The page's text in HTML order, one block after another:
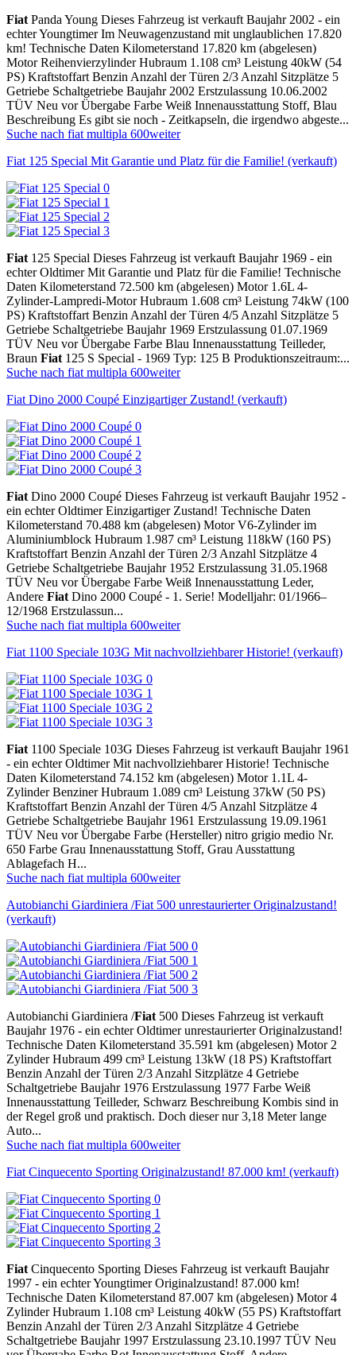
Fiat Panda Young Dieses Fahrzeug ist verkauft Baujahr 2002 - ein
echter Youngtimer Im Neuwagenzustand mit unglaublichen 17.820
km! Technische Daten Kilometerstand 17.820 km (abgelesen)
Motor Reihenvierzylinder Hubraum 1.108 cm³ Leistung 40kW (54
PS) Kraftstoffart Benzin Anzahl der Türen 2/3 Anzahl Sitzplätze 5
Getriebe Schaltgetriebe Baujahr 2002 Erstzulassung 10.06.2002
TÜV Neu vor Übergabe Farbe Weiß Innenausstattung Stoff, Blau
Beschreibung Es gibt sie noch - Zeitkapseln, die irgendwo abgeste...
Suche nach fiat multipla 600weiter
Fiat 125 Special Mit Garantie und Platz für die Familie! (verkauft)
Fiat 125 Special Dieses Fahrzeug ist verkauft Baujahr 1969 - ein
echter Oldtimer Mit Garantie und Platz für die Familie! Technische
Daten Kilometerstand 72.500 km (abgelesen) Motor 1.6L 4-
Zylinder-Lampredi-Motor Hubraum 1.608 cm³ Leistung 74kW (100
PS) Kraftstoffart Benzin Anzahl der Türen 4/5 Anzahl Sitzplätze 5
Getriebe Schaltgetriebe Baujahr 1969 Erstzulassung 01.07.1969
TÜV Neu vor Übergabe Farbe Blau Innenausstattung Teilleder,
Braun Fiat 125 S Special - 1969 Typ: 125 B Produktionszeitraum:...
Suche nach fiat multipla 600weiter
Fiat Dino 2000 Coupé Einzigartiger Zustand! (verkauft)
Fiat Dino 2000 Coupé Dieses Fahrzeug ist verkauft Baujahr 1952 -
ein echter Oldtimer Einzigartiger Zustand! Technische Daten
Kilometerstand 70.488 km (abgelesen) Motor V6-Zylinder im
Aluminiumblock Hubraum 1.987 cm³ Leistung 118kW (160 PS)
Kraftstoffart Benzin Anzahl der Türen 2/3 Anzahl Sitzplätze 4
Getriebe Schaltgetriebe Baujahr 1952 Erstzulassung 31.05.1968
TÜV Neu vor Übergabe Farbe Weiß Innenausstattung Leder,
Andere Fiat Dino 2000 Coupé - 1. Serie! Modelljahr: 01/1966–
12/1968 Erstzulassun...
Suche nach fiat multipla 600weiter
Fiat 1100 Speciale 103G Mit nachvollziehbarer Historie! (verkauft)
Fiat 1100 Speciale 103G Dieses Fahrzeug ist verkauft Baujahr 1961
- ein echter Oldtimer Mit nachvollziehbarer Historie! Technische
Daten Kilometerstand 74.152 km (abgelesen) Motor 1.1L 4-
Zylinder Benziner Hubraum 1.089 cm³ Leistung 37kW (50 PS)
Kraftstoffart Benzin Anzahl der Türen 4/5 Anzahl Sitzplätze 4
Getriebe Schaltgetriebe Baujahr 1961 Erstzulassung 19.09.1961
TÜV Neu vor Übergabe Farbe (Hersteller) nitro grigio medio Nr.
650 Farbe Grau Innenausstattung Stoff, Grau Ausstattung
Ablagefach H...
Suche nach fiat multipla 600weiter
Autobianchi Giardiniera /Fiat 500 unrestaurierter Originalzustand!
(verkauft)
Autobianchi Giardiniera /Fiat 500 Dieses Fahrzeug ist verkauft
Baujahr 1976 - ein echter Oldtimer unrestaurierter Originalzustand!
Technische Daten Kilometerstand 35.591 km (abgelesen) Motor 2
Zylinder Hubraum 499 cm³ Leistung 13kW (18 PS) Kraftstoffart
Benzin Anzahl der Türen 2/3 Anzahl Sitzplätze 4 Getriebe
Schaltgetriebe Baujahr 1976 Erstzulassung 1977 Farbe Weiß
Innenausstattung Teilleder, Schwarz Beschreibung Kombis sind in
der Regel groß und praktisch. Doch dieser nur 3,18 Meter lange
Auto...
Suche nach fiat multipla 600weiter
Fiat Cinquecento Sporting Originalzustand! 87.000 km! (verkauft)
Fiat Cinquecento Sporting Dieses Fahrzeug ist verkauft Baujahr
1997 - ein echter Youngtimer Originalzustand! 87.000 km!
Technische Daten Kilometerstand 87.007 km (abgelesen) Motor 4
Zylinder Hubraum 1.108 cm³ Leistung 40kW (55 PS) Kraftstoffart
Benzin Anzahl der Türen 2/3 Anzahl Sitzplätze 4 Getriebe
Schaltgetriebe Baujahr 1997 Erstzulassung 23.10.1997 TÜV Neu